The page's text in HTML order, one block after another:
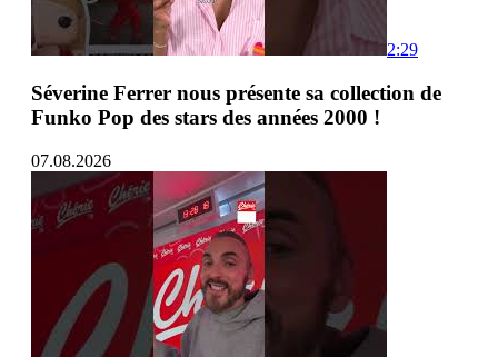
2:29
Séverine Ferrer nous présente sa collection de
Funko Pop des stars des années 2000 !
07.08.2026